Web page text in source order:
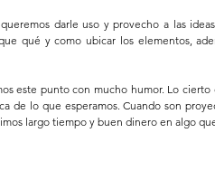
darle uso y provecho a las
qué y como ubicar los elementos,
este punto con mucho humor. Lo
de lo que esperamos. Cuando son
largo tiempo y buen dinero en algo